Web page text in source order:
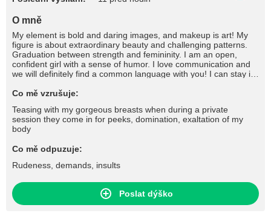
O mně
My element is bold and daring images, and makeup is art! My
figure is about extraordinary beauty and challenging patterns.
Graduation between strength and femininity. I am an open,
confident girl with a sense of humor. I love communication and
we will definitely find a common language with you! I can stay in
Co mě vzrušuje:
Teasing with my gorgeous breasts when during a private
session they come in for peeks, domination, exaltation of my
body
Co mě odpuzuje:
Rudeness, demands, insults
Poslat dýško